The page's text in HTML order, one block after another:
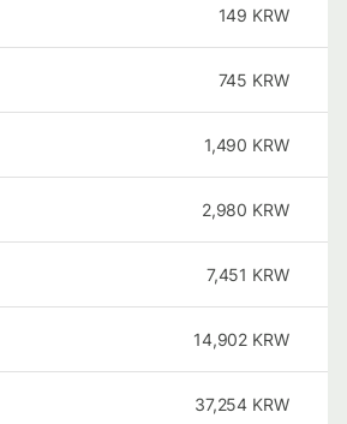
149 KRW
745 KRW
1,490 KRW
2,980 KRW
7,451 KRW
14,902 KRW
37,254 KRW